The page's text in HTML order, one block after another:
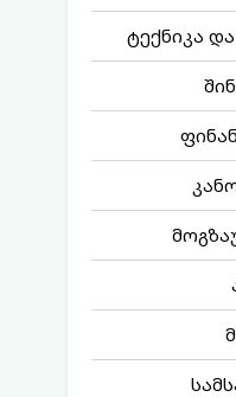
ტექნიკა